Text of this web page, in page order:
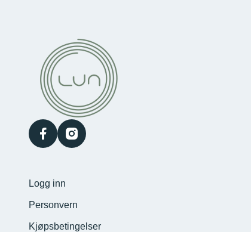
facebookinstagram
Logg inn
Personvern
Kjøpsbetingelser